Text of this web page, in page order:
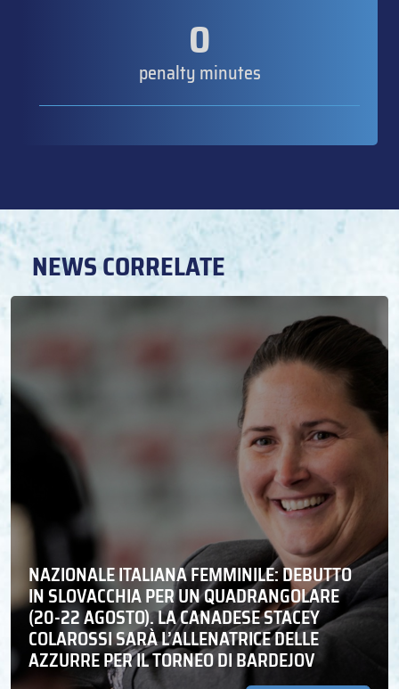
0
penalty minutes
NEWS CORRELATE
NAZIONALE ITALIANA FEMMINILE: DEBUTTO
IN SLOVACCHIA PER UN QUADRANGOLARE
(20-22 AGOSTO). LA CANADESE STACEY
COLAROSSI SARÀ L’ALLENATRICE DELLE
AZZURRE PER IL TORNEO DI BARDEJOV